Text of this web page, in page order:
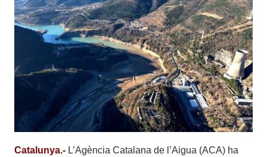
Catalunya.- L’Agència Catalana de l’Aigua (ACA) ha